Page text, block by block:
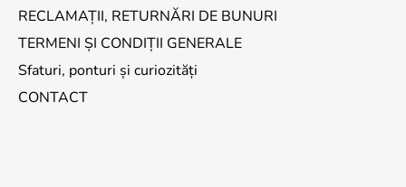
RECLAMAȚII, RETURNĂRI DE BUNURI
TERMENI ȘI CONDIȚII GENERALE
Sfaturi, ponturi și curiozități
CONTACT